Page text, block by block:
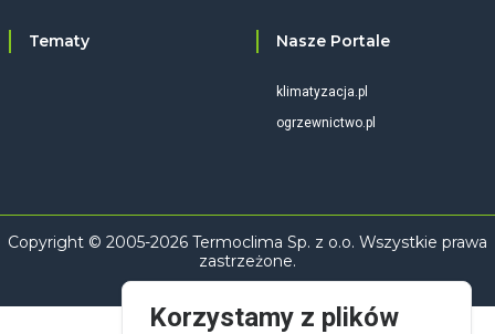
Tematy Nasze Portale
klimatyzacja.pl
ogrzewnictwo.pl
Copyright © 2005-2026 Termoclima Sp. z o.o. Wszystkie prawa
zastrzeżone.
Korzystamy z plików